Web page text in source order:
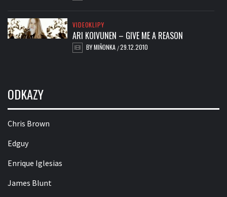
VIDEOKLIPY
ARI KOIVUNEN – GIVE ME A REASON
BYMIŇONKA /29.12.2010
ODKAZY
Chris Brown
Edguy
Enrique Iglesias
James Blunt